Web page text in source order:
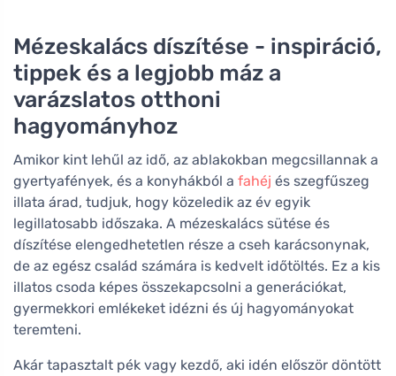
Mézeskalács díszítése - inspiráció,
tippek és a legjobb máz a
varázslatos otthoni
hagyományhoz
Amikor kint lehűl az idő, az ablakokban megcsillannak a
gyertyafények, és a konyhákból a fahéj és szegfűszeg
illata árad, tudjuk, hogy közeledik az év egyik
legillatosabb időszaka. A mézeskalács sütése és
díszítése elengedhetetlen része a cseh karácsonynak,
de az egész család számára is kedvelt időtöltés. Ez a kis
illatos csoda képes összekapcsolni a generációkat,
gyermekkori emlékeket idézni és új hagyományokat
teremteni.
Akár tapasztalt pék vagy kezdő, aki idén először döntött